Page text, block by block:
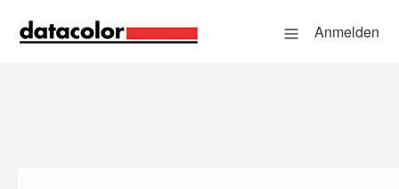
Anmelden